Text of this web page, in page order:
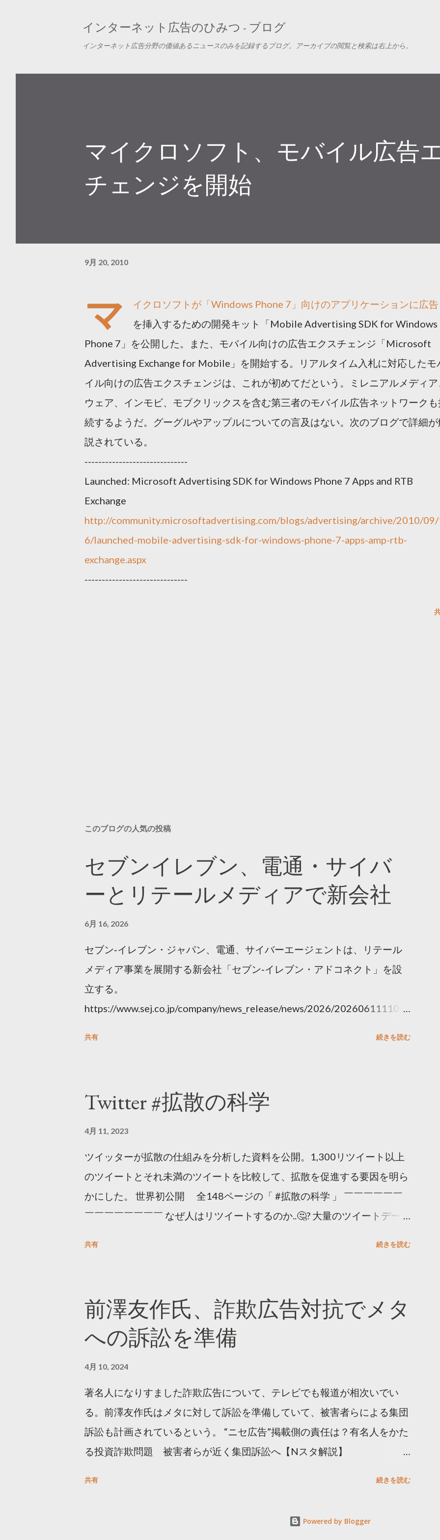
インターネット広告のひみつ - ブログ
インターネット広告分野の価値あるニュースのみを記録するブログ。アーカイブの閲覧と検索は右上から。
マイクロソフト、モバイル広告
チェンジを開始
9月 20, 2010
マ
イクロソフトが「Windows Phone 7」向けのアプリケーションに広告
を挿入するための開発キット「Mobile Advertising SDK for Windows
Phone 7」を公開した。また、モバイル向けの広告エクスチェンジ「Microsoft
Advertising Exchange for Mobile」を開始する。リアルタイム入札に対応したモ
イル向けの広告エクスチェンジは、これが初めてだという。ミレニアルメディ
ウェア、インモビ、モブクリックスを含む第三者のモバイル広告ネットワーク
続するようだ。グーグルやアップルについての言及はない。次のブログで詳細
説されている。
------------------------------
Launched: Microsoft Advertising SDK for Windows Phone 7 Apps and RTB
Exchange
http://community.microsoftadvertising.com/blogs/advertising/archive/2010/
6/launched-mobile-advertising-sdk-for-windows-phone-7-apps-amp-rtb-
exchange.aspx
------------------------------
このブログの人気の投稿
セブンイレブン、電通・サイバ
ーとリテールメディアで新会社
6月 16, 2026
セブン‐イレブン・ジャパン、電通、サイバーエージェントは、リテール
メディア事業を展開する新会社「セブン‐イレブン・アドコネクト」を設
立する。
https://www.sej.co.jp/company/news_release/news/2026/202606111100.
共有 続きを読む
Twitter #拡散の科学
4月 11, 2023
ツイッターが拡散の仕組みを分析した資料を公開。1,300リツイート以上
のツイートとそれ未満のツイートを比較して、拡散を促進する要因を明ら
かにした。 世界初公開 全148ページの「 #拡散の科学 」 ￣￣￣￣￣￣
￣￣￣￣￣￣￣￣ なぜ人はリツイートするのか..🤔? 大量のツイートデータ
https://marketing.twitter.com/ja/insights/kakusan
共有 続きを読む
前澤友作氏、詐欺広告対抗でメタ
への訴訟を準備
4月 10, 2024
著名人になりすました詐欺広告について、テレビでも報道が相次いでい
る。前澤友作氏はメタに対して訴訟を準備していて、被害者らによる集団
訴訟も計画されているという。 “ニセ広告”掲載側の責任は？有名人をかた
る投資詐欺問題 被害者らが近く集団訴訟へ【Nスタ解説】
欺広告をめぐり… 前澤氏 メタを訴える準備 https://txbiz.tv-
共有 続きを読む
Powered by Blogger